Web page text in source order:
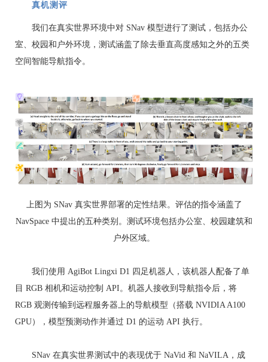
真机测评
我们在真实世界环境中对 SNav 模型进行了测试，包括办公
室、校园和户外环境，测试涵盖了除去垂直高度感知之外的五类
空间智能导航指令。
上图为 SNav 真实世界部署的定性结果。评估的指令涵盖了
NavSpace 中提出的五种类别。测试环境包括办公室、校园建筑和
户外区域。
我们使用 AgiBot Lingxi D1 四足机器人，该机器人配备了单
目 RGB 相机和运动控制 API。机器人接收到导航指令后，将
RGB 观测传输到远程服务器上的导航模型（搭载 NVIDIA A100
GPU），模型预测动作并通过 D1 的运动 API 执行。
SNav 在真实世界测试中的表现优于 NaVid 和 NaVILA，成